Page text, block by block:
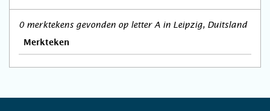
0 merktekens gevonden op letter A in Leipzig, Duitsland
Merkteken